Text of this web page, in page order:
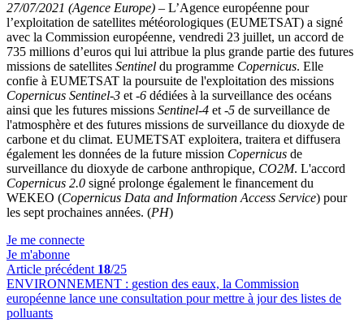
27/07/2021 (Agence Europe) – L’Agence européenne pour
l’exploitation de satellites météorologiques (EUMETSAT) a signé
avec la Commission européenne, vendredi 23 juillet, un accord de
735 millions d’euros qui lui attribue la plus grande partie des futures
missions de satellites Sentinel du programme Copernicus. Elle
confie à EUMETSAT la poursuite de l'exploitation des missions
Copernicus Sentinel-3 et -6 dédiées à la surveillance des océans
ainsi que les futures missions Sentinel-4 et -5 de surveillance de
l'atmosphère et des futures missions de surveillance du dioxyde de
carbone et du climat. EUMETSAT exploitera, traitera et diffusera
également les données de la future mission Copernicus de
surveillance du dioxyde de carbone anthropique, CO2M. L'accord
Copernicus 2.0 signé prolonge également le financement du
WEKEO (Copernicus Data and Information Access Service) pour
les sept prochaines années. (PH)
Je me connecte
Je m'abonne
Article précédent 18/25
ENVIRONNEMENT : gestion des eaux, la Commission
européenne lance une consultation pour mettre à jour des listes de
polluants